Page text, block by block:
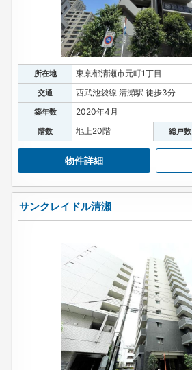
所在地 東京都清瀬市元町1丁目
交通 西武池袋線 清瀬駅 徒歩3分
築年数 2020年4月
階数 地上20階 総戸数
物件詳細
サンクレイドル清瀬